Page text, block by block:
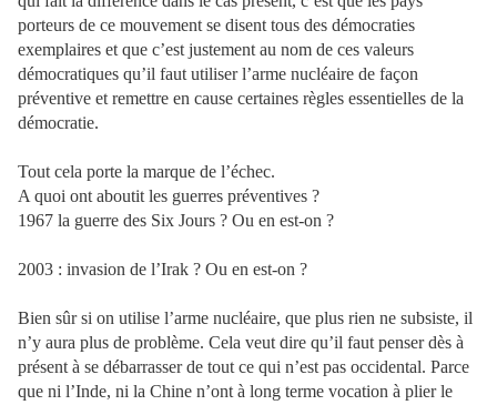
porteurs de ce mouvement se disent tous des démocraties
exemplaires et que c’est justement au nom de ces valeurs
démocratiques qu’il faut utiliser l’arme nucléaire de façon
préventive et remettre en cause certaines règles essentielles de la
démocratie.
Tout cela porte la marque de l’échec.
A quoi ont aboutit les guerres préventives ?
1967 la guerre des Six Jours ? Ou en est-on ?
2003 : invasion de l’Irak ? Ou en est-on ?
Bien sûr si on utilise l’arme nucléaire, que plus rien ne subsiste, il
n’y aura plus de problème. Cela veut dire qu’il faut penser dès à
présent à se débarrasser de tout ce qui n’est pas occidental. Parce
que ni l’Inde, ni la Chine n’ont à long terme vocation à plier le